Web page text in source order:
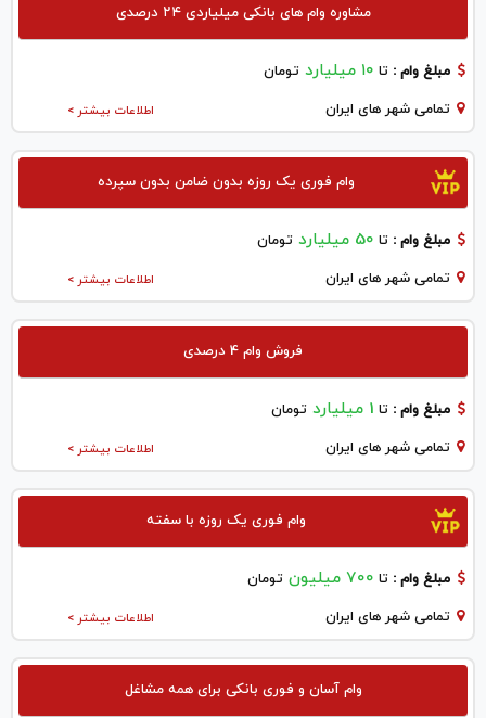
مشاوره وام های بانکی میلیاردی ۲۴ درصدی
مبلغ وام : تا ۱۰ میلیارد تومان
اطلاعات بیشتر > تمامی شهر های ایران
وام فوری یک روزه بدون ضامن بدون سپرده
مبلغ وام : تا 50 میلیارد تومان
اطلاعات بیشتر > تمامی شهر های ایران
فروش وام 4 درصدی
مبلغ وام : تا 1 میلیارد تومان
اطلاعات بیشتر > تمامی شهر های ایران
وام فوری یک روزه با سفته
مبلغ وام : تا 700 میلیون تومان
اطلاعات بیشتر > تمامی شهر های ایران
وام آسان و فوری بانکی برای همه مشاغل